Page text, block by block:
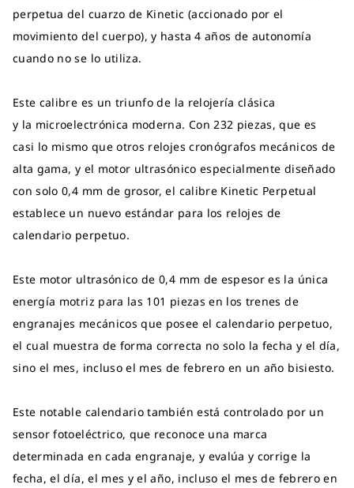
perpetua del cuarzo de Kinetic (accionado por el
movimiento del cuerpo), y hasta 4 años de autonomía
cuando no se lo utiliza.
Este calibre es un triunfo de la relojería clásica
y la microelectrónica moderna. Con 232 piezas, que es
casi lo mismo que otros relojes cronógrafos mecánicos de
alta gama, y el motor ultrasónico especialmente diseñado
con solo 0,4 mm de grosor, el calibre Kinetic Perpetual
establece un nuevo estándar para los relojes de
calendario perpetuo.
Este motor ultrasónico de 0,4 mm de espesor es la única
energía motriz para las 101 piezas en los trenes de
engranajes mecánicos que posee el calendario perpetuo,
el cual muestra de forma correcta no solo la fecha y el día,
sino el mes, incluso el mes de febrero en un año bisiesto.
Este notable calendario también está controlado por un
sensor fotoeléctrico, que reconoce una marca
determinada en cada engranaje, y evalúa y corrige la
fecha, el día, el mes y el año, incluso el mes de febrero en